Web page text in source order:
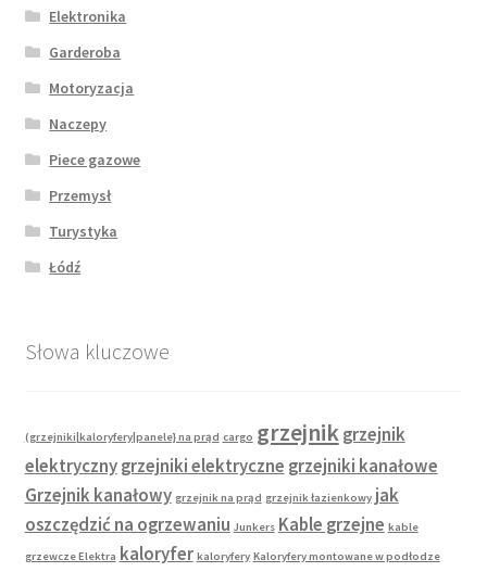
Elektronika
Garderoba
Motoryzacja
Naczepy
Piece gazowe
Przemysł
Turystyka
Łódź
Słowa kluczowe
(grzejniki|kaloryfery|panele} na prąd cargo grzejnik grzejnik
elektryczny grzejniki elektryczne grzejniki kanałowe
Grzejnik kanałowy grzejnik na prąd grzejnik łazienkowy jak
oszczędzić na ogrzewaniu Junkers Kable grzejne kable
grzewcze Elektra kaloryfer kaloryfery Kaloryfery montowane w podłodze